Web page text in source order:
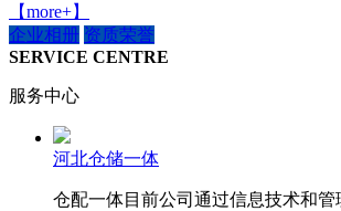
【more+】
企业相册 资质荣誉
SERVICE CENTRE
服务中心
河北仓储一体
仓配一体目前公司通过信息技术和